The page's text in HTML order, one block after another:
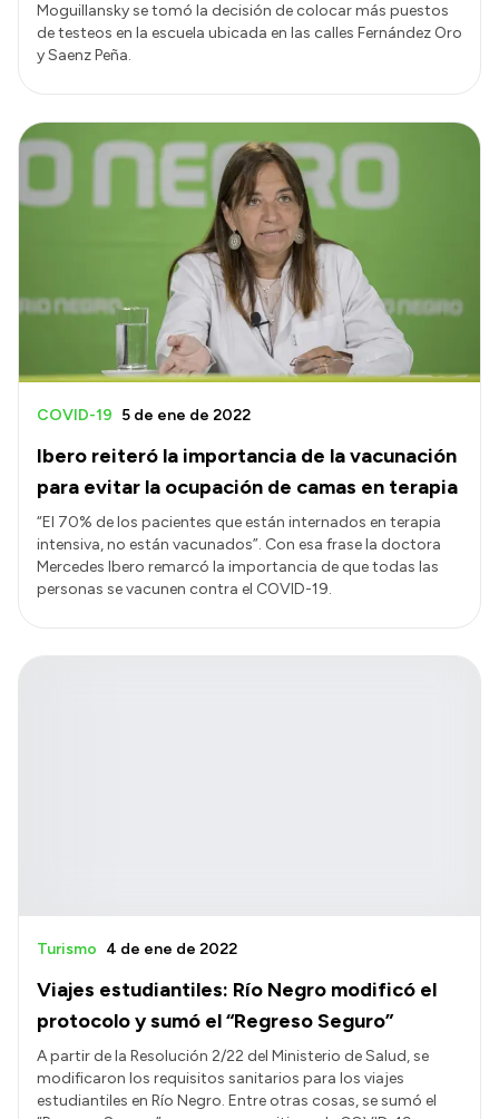
Moguillansky se tomó la decisión de colocar más puestos
de testeos en la escuela ubicada en las calles Fernández Oro
y Saenz Peña.
Ibero reiteró la importancia de la vacunación
para evitar la ocupación de camas en terapia
COVID-19 5 de ene de 2022
“El 70% de los pacientes que están internados en terapia
intensiva, no están vacunados”. Con esa frase la doctora
Mercedes Ibero remarcó la importancia de que todas las
personas se vacunen contra el COVID-19.
Viajes estudiantiles: Río Negro modificó el
protocolo y sumó el “Regreso Seguro”
Turismo 4 de ene de 2022
A partir de la Resolución 2/22 del Ministerio de Salud, se
modificaron los requisitos sanitarios para los viajes
estudiantiles en Río Negro. Entre otras cosas, se sumó el